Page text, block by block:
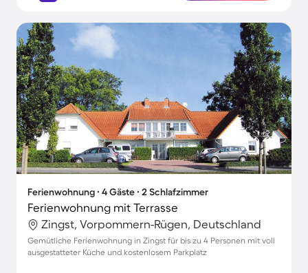
Ferienwohnung ∙ 4 Gäste ∙ 2 Schlafzimmer
Ferienwohnung mit Terrasse
Zingst, Vorpommern-Rügen, Deutschland
Gemütliche Ferienwohnung in Zingst für bis zu 4 Personen mit voll
ausgestatteter Küche und kostenlosem Parkplatz